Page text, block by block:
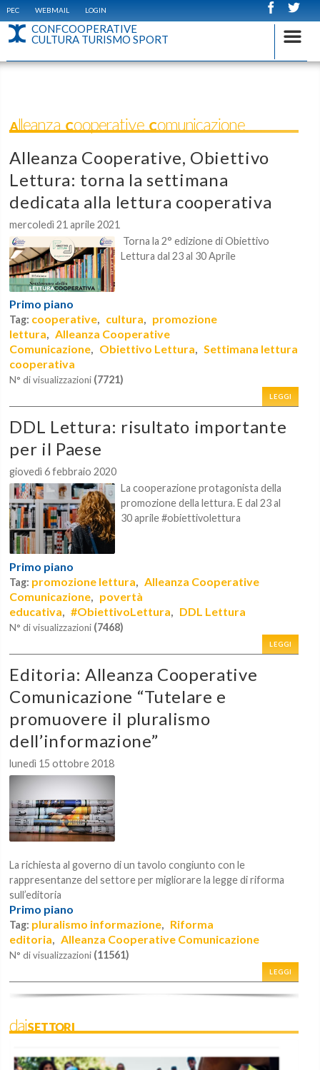
PEC WEBMAIL LOGIN
CONFCOOPERATIVE
CULTURA TURISMO SPORT
Alleanza Cooperative Comunicazione
Alleanza Cooperative, Obiettivo
Lettura: torna la settimana
dedicata alla lettura cooperativa
mercoledì 21 aprile 2021
Torna la 2° edizione di Obiettivo
Lettura dal 23 al 30 Aprile
Primo piano
Tag: cooperative, cultura, promozione
lettura,Alleanza Cooperative
Comunicazione, Obiettivo Lettura,Settimana lettura
cooperativa
N° di visualizzazioni (7721)
LEGGI
DDL Lettura: risultato importante
per il Paese
giovedì 6 febbraio 2020
La cooperazione protagonista della
promozione della lettura. E dal 23 al
30 aprile #obiettivolettura
Primo piano
Tag: promozione lettura,Alleanza Cooperative
Comunicazione, povertà
educativa,#ObiettivoLettura, DDL Lettura
N° di visualizzazioni (7468)
LEGGI
Editoria: Alleanza Cooperative
Comunicazione “Tutelare e
promuovere il pluralismo
dell’informazione”
lunedì 15 ottobre 2018
La richiesta al governo di un tavolo congiunto con le
rappresentanze del settore per migliorare la legge di riforma
sull’editoria
Primo piano
Tag: pluralismo informazione, Riforma
editoria,Alleanza Cooperative Comunicazione
N° di visualizzazioni (11561)
LEGGI
daiSETTORI